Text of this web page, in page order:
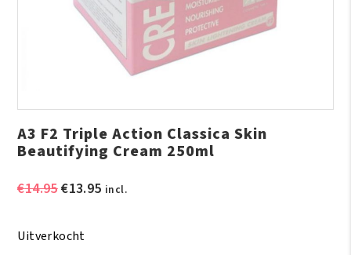
A3 F2 Triple Action Classica Skin
Beautifying Cream 250ml
€14.95Oorspronkelijke
€14.95.
€13.95Huidige
incl.
Uitverkocht